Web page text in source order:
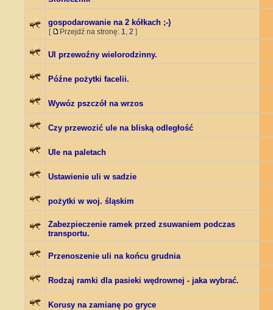
gospodarowanie na 2 kółkach ;-)
[ Przejdź na stronę: 1, 2 ]
Ul przewoźny wielorodzinny.
Późne pożytki facelii.
Wywóz pszczół na wrzos
Czy przewozić ule na bliską odległość
Ule na paletach
Ustawienie uli w sadzie
pożytki w woj. śląskim
Zabezpieczenie ramek przed zsuwaniem podczas
transportu.
Przenoszenie uli na końcu grudnia
Rodzaj ramki dla pasieki wędrownej - jaka wybrać.
Korusy na zamianę po gryce